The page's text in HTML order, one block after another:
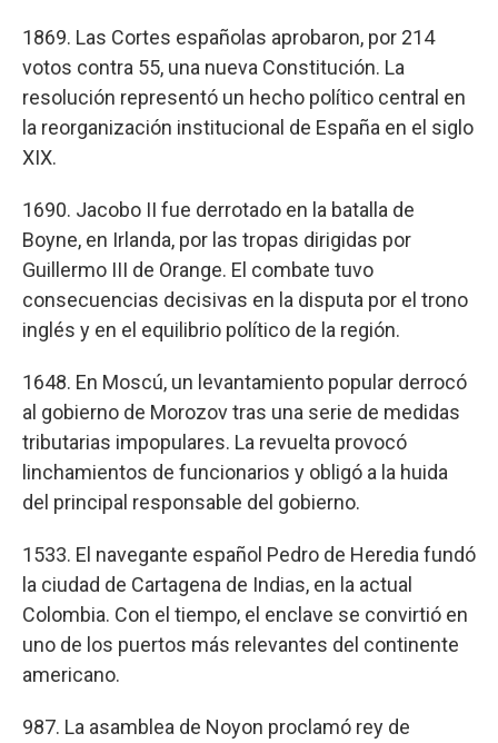
1869. Las Cortes españolas aprobaron, por 214
votos contra 55, una nueva Constitución. La
resolución representó un hecho político central en
la reorganización institucional de España en el siglo
XIX.
1690. Jacobo II fue derrotado en la batalla de
Boyne, en Irlanda, por las tropas dirigidas por
Guillermo III de Orange. El combate tuvo
consecuencias decisivas en la disputa por el trono
inglés y en el equilibrio político de la región.
1648. En Moscú, un levantamiento popular derrocó
al gobierno de Morozov tras una serie de medidas
tributarias impopulares. La revuelta provocó
linchamientos de funcionarios y obligó a la huida
del principal responsable del gobierno.
1533. El navegante español Pedro de Heredia fundó
la ciudad de Cartagena de Indias, en la actual
Colombia. Con el tiempo, el enclave se convirtió en
uno de los puertos más relevantes del continente
americano.
987. La asamblea de Noyon proclamó rey de